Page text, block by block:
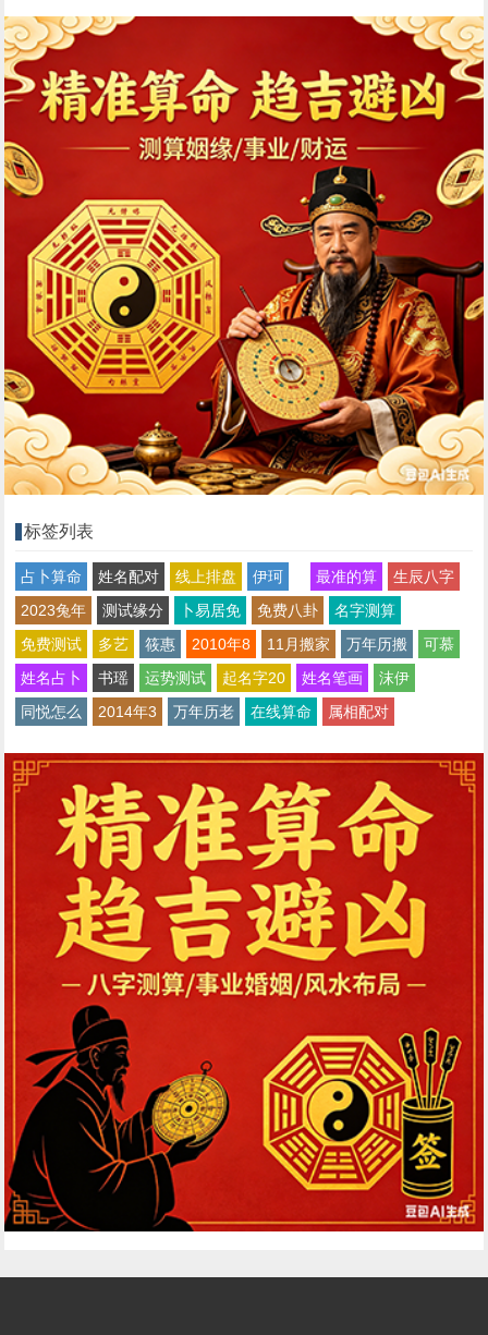
标签列表
占卜算命 姓名配对 线上排盘 伊珂 最准的算
生辰八字
2023兔年
测试缘分 卜易居免 免费八卦
名字测算
免费测试
多艺 筱惠 2010年8 11月搬家 万年历搬
可慕
姓名占卜
书瑶 运势测试 起名字20 姓名笔画
沫伊
同悦怎么
2014年3 万年历老 在线算命 属相配对